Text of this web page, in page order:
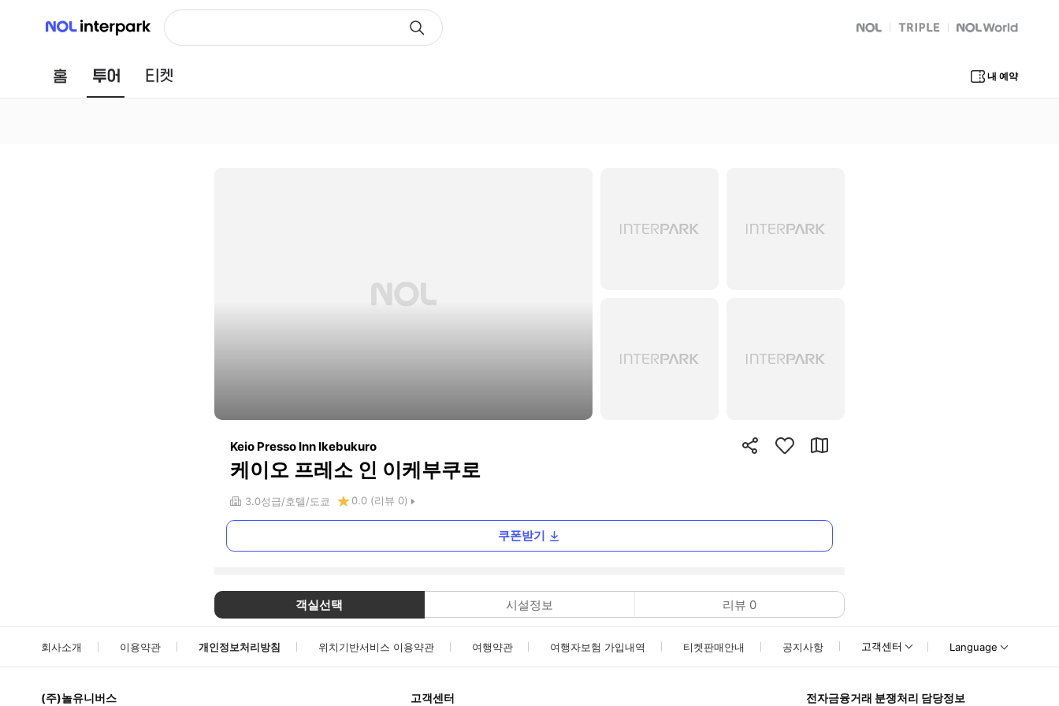
NOL 인터파크
NOL
트리플 Global Interpark
홈 투어 내 예약
Keio Presso Inn Ikebukuro
케이오 프레소 인 이케부쿠로
3.0성급 호텔 도쿄 0.0 (리뷰 0)
쿠폰받기
객실선택 시설정보 리뷰 0
회사소개 이용약관 개인정보처리방침 위치기반서비스 이용약관 여행약관 여행자보험 가입내역 티켓판매안내 공지사항 고객센터 Language
(주)놀유니버스 고객센터 전자금융거래 분쟁처리 담당정보